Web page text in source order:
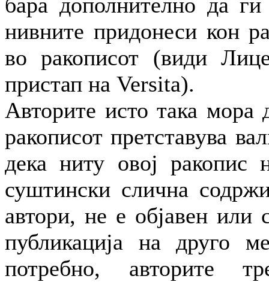
нивните придонеси кон
во ракописот (види
пристап на Versita).
Авторите исто така мора
ракописот претставува
дека ниту овој ракопис
суштински слична
автори, не е објавен или
публикација на друго
потребно, авторите